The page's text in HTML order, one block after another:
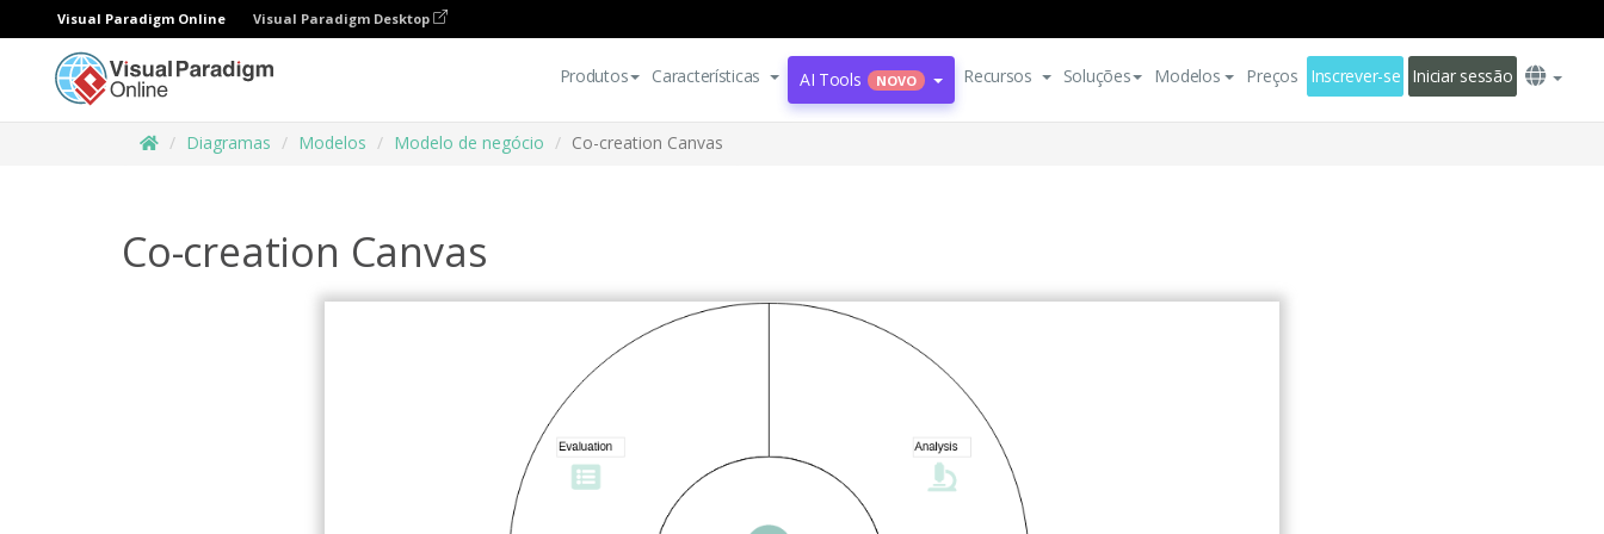
Visual Paradigm Online Visual Paradigm Desktop
Produtos Características AI Tools NOVO Recursos Soluções Modelos Preços Inscrever-se Iniciar sessão
Diagramas Modelos Modelo de negócio Co-creation Canvas
Co-creation Canvas